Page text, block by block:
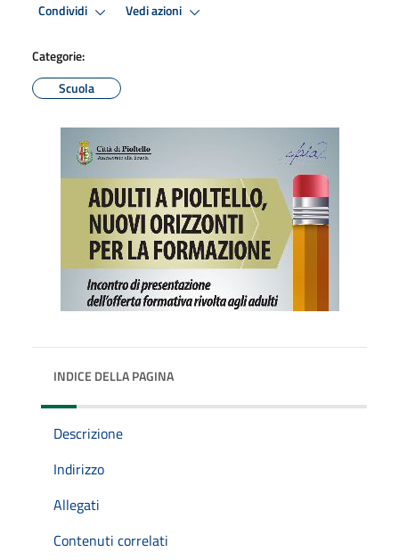
Condividi Vedi azioni
Categorie:
Scuola
INDICE DELLA PAGINA
Descrizione
Indirizzo
Allegati
Contenuti correlati